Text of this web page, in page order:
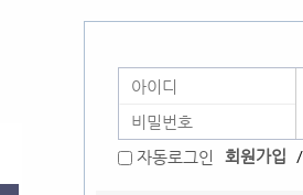
자동로그인 회원가입 /